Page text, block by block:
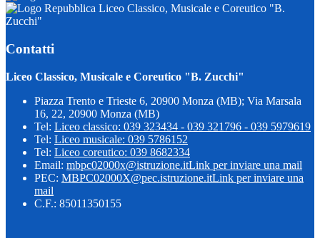
Liceo Classico, Musicale e Coreutico "B.
Zucchi"
Contatti
Liceo Classico, Musicale e Coreutico "B. Zucchi"
Piazza Trento e Trieste 6, 20900 Monza (MB); Via Marsala
16, 22, 20900 Monza (MB)
Tel: Liceo classico: 039 323434 - 039 321796 - 039 5979619
Tel: Liceo musicale: 039 5786152
Tel: Liceo coreutico: 039 8682334
Email: mbpc02000x@istruzione.itLink per inviare una mail
PEC: MBPC02000X@pec.istruzione.itLink per inviare una
mail
C.F.: 85011350155